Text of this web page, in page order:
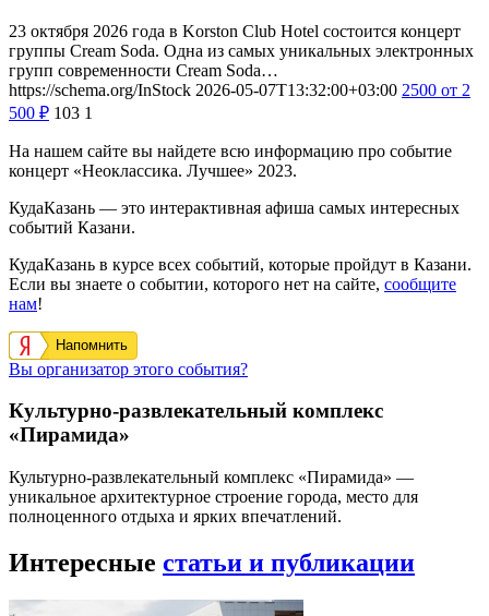
23 октября 2026 года в Korston Club Hotel состоится концерт
группы Cream Soda. Одна из самых уникальных электронных
групп современности Cream Soda…
https://schema.org/InStock 2026-05-07T13:32:00+03:00 2500 от 2
500 ₽ 103 1
На нашем сайте вы найдете всю информацию про событие
концерт «Неоклассика. Лучшее» 2023.
КудаКазань — это интерактивная афиша самых интересных
событий Казани.
КудаКазань в курсе всех событий, которые пройдут в Казани.
Если вы знаете о событии, которого нет на сайте, сообщите
нам!
Напомнить
Вы организатор этого события?
Культурно-развлекательный комплекс
«Пирамида»
Культурно-развлекательный комплекс «Пирамида» —
уникальное архитектурное строение города, место для
полноценного отдыха и ярких впечатлений.
Интересные статьи и публикации